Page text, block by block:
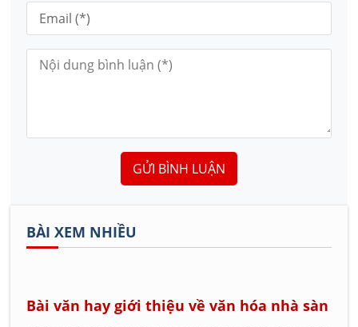
GỬI BÌNH LUẬN
BÀI XEM NHIỀU
Bài văn hay giới thiệu về văn hóa nhà sàn